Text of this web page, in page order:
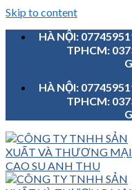
Skip to content
HÀ NỘI:
TPHCM:
HÀ NỘI:
TPHCM: